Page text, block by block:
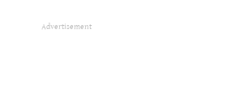
Advertisement